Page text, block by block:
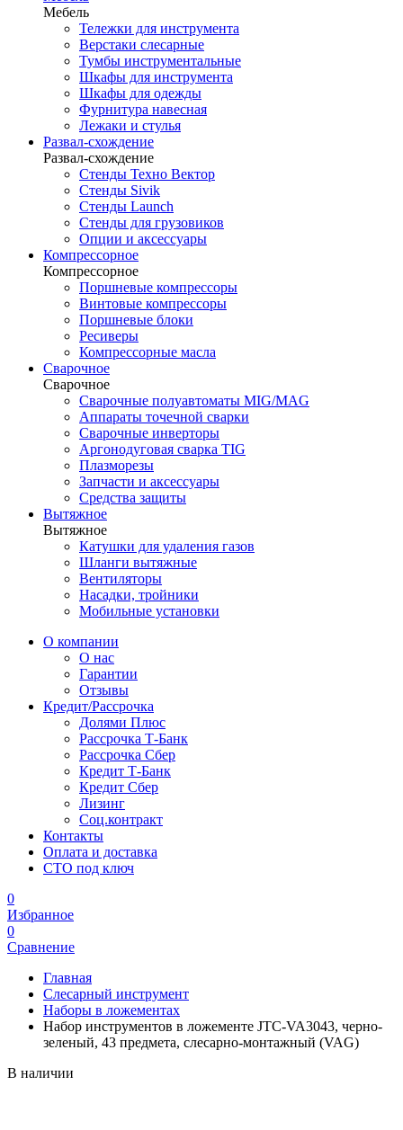
Мебель
Тележки для инструмента
Верстаки слесарные
Тумбы инструментальные
Шкафы для инструмента
Шкафы для одежды
Фурнитура навесная
Лежаки и стулья
Развал-схождение
Развал-схождение
Стенды Техно Вектор
Стенды Sivik
Стенды Launch
Стенды для грузовиков
Опции и аксессуары
Компрессорное
Компрессорное
Поршневые компрессоры
Винтовые компрессоры
Поршневые блоки
Ресиверы
Компрессорные масла
Сварочное
Сварочное
Сварочные полуавтоматы MIG/MAG
Аппараты точечной сварки
Сварочные инверторы
Аргонодуговая сварка TIG
Плазморезы
Запчасти и аксессуары
Средства защиты
Вытяжное
Вытяжное
Катушки для удаления газов
Шланги вытяжные
Вентиляторы
Насадки, тройники
Мобильные установки
О компании
О нас
Гарантии
Отзывы
Кредит/Рассрочка
Долями Плюс
Рассрочка Т-Банк
Рассрочка Сбер
Кредит Т-Банк
Кредит Сбер
Лизинг
Соц.контракт
Контакты
Оплата и доставка
СТО под ключ
0
Избранное
0
Сравнение
Главная
Слесарный инструмент
Наборы в ложементах
Набор инструментов в ложементе JTC-VA3043, черно-
зеленый, 43 предмета, слесарно-монтажный (VAG)
В наличии